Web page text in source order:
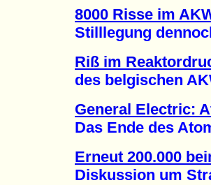
8000 Risse im
Stilllegung
Riß im
des belgischen
General Electric:
Das Ende des
Erneut 200.000
Diskussion um